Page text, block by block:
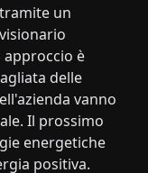
un
è
delle
vanno
Il prossimo
energetiche
positiva.